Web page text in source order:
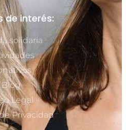
de interés:
solidaria
Blog
Legal
Privacidad